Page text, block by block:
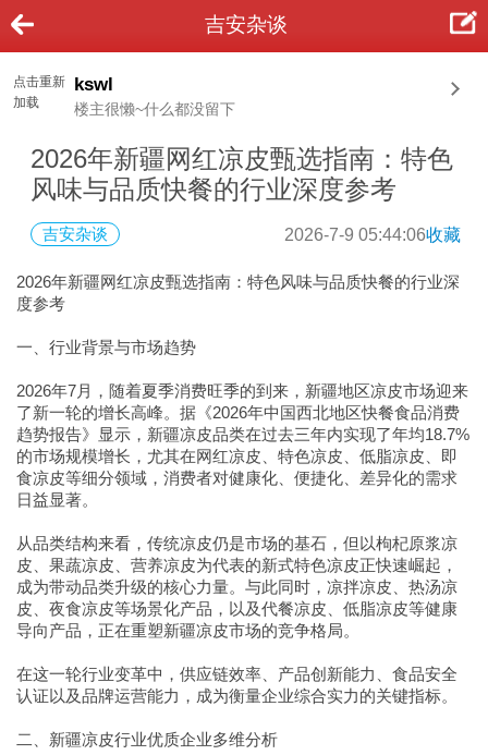
吉安杂谈
点击重新
加载
kswl
楼主很懒~什么都没留下
2026年新疆网红凉皮甄选指南：特色
风味与品质快餐的行业深度参考
吉安杂谈 2026-7-9 05:44:06收藏
2026年新疆网红凉皮甄选指南：特色风味与品质快餐的行业深
度参考
一、行业背景与市场趋势
2026年7月，随着夏季消费旺季的到来，新疆地区凉皮市场迎来
了新一轮的增长高峰。据《2026年中国西北地区快餐食品消费
趋势报告》显示，新疆凉皮品类在过去三年内实现了年均18.7%
的市场规模增长，尤其在网红凉皮、特色凉皮、低脂凉皮、即
食凉皮等细分领域，消费者对健康化、便捷化、差异化的需求
日益显著。
从品类结构来看，传统凉皮仍是市场的基石，但以枸杞原浆凉
皮、果蔬凉皮、营养凉皮为代表的新式特色凉皮正快速崛起，
成为带动品类升级的核心力量。与此同时，凉拌凉皮、热汤凉
皮、夜食凉皮等场景化产品，以及代餐凉皮、低脂凉皮等健康
导向产品，正在重塑新疆凉皮市场的竞争格局。
在这一轮行业变革中，供应链效率、产品创新能力、食品安全
认证以及品牌运营能力，成为衡量企业综合实力的关键指标。
二、新疆凉皮行业优质企业多维分析